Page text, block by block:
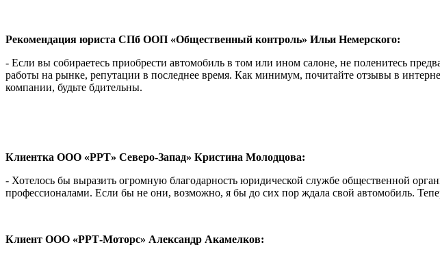
Рекомендация юриста СПб ООП «Общественный контроль» Ильи Немерского:
- Если вы собираетесь приобрести автомобиль в том или ином салоне, не поленитесь
работы на рынке, репутации в последнее время. Как минимум, почитайте отзывы в
компании, будьте бдительны.
Клиентка ООО «РРТ» Северо-Запад» Кристина Молодцова:
- Хотелось бы выразить огромную благодарность юридической службе общественной
профессионалами. Если бы не они, возможно, я бы до сих пор ждала свой автомобиль.
Клиент ООО «РРТ-Моторс» Александр Акамелков: